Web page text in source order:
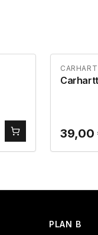
39,00
PLAN B